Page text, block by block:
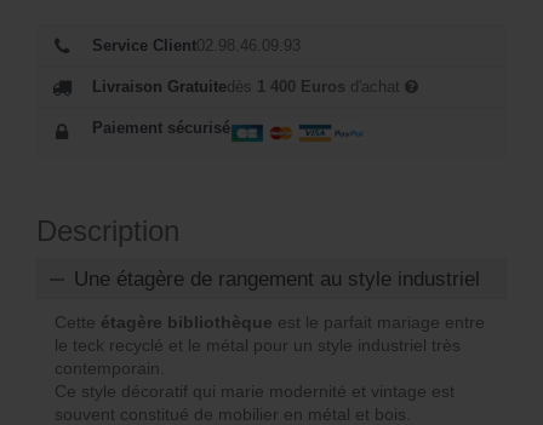
Service Client02.98.46.09.93
Livraison Gratuitedès 1 400 Euros d'achat
Paiement sécurisé
Description
Une étagère de rangement au style industriel
Cette étagère bibliothèque est le parfait mariage entre
le teck recyclé et le métal pour un style industriel très
contemporain.
Ce style décoratif qui marie modernité et vintage est
souvent constitué de mobilier en métal et bois.